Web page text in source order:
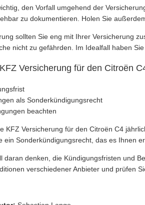
den Vorfall umgehend der
zu dokumentieren. Holen Sie
sollten Sie eng mit Ihrer Versicherung
nicht zu gefährden. Im Idealfall haben
Versicherung für den Citroën
als Sonderkündigungsrecht
beachten
KFZ Versicherung für den Citroën C4
ein Sonderkündigungsrecht, das es Ihnen
daran denken, die Kündigungsfristen und
verschiedener Anbieter und prüfen